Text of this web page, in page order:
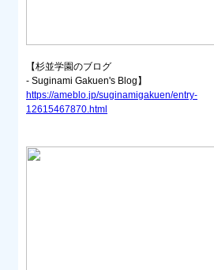
【杉並学園のブログ
- Suginami Gakuen's Blog】
https://ameblo.jp/suginamigakuen/entry-
12615467870.html